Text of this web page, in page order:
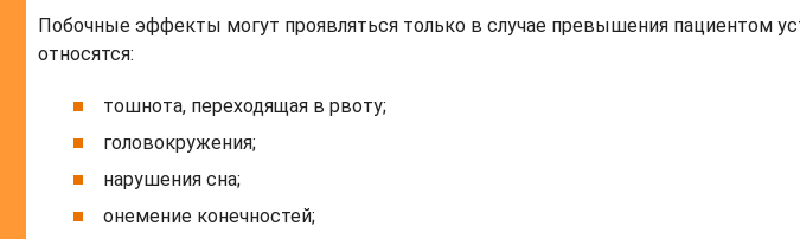
Побочные эффекты могут проявляться только в случае превышения пациентом
относятся:
тошнота, переходящая в рвоту;
головокружения;
нарушения сна;
онемение конечностей;